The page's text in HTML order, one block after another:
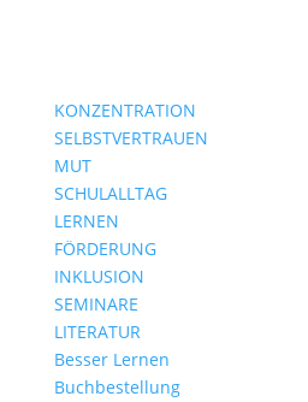
KONZENTRATION
SELBSTVERTRAUEN
MUT
SCHULALLTAG
LERNEN
FÖRDERUNG
INKLUSION
SEMINARE
LITERATUR
Besser Lernen
Buchbestellung